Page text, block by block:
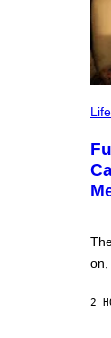
M
E
:
N
I
O
E
Life
on,
2